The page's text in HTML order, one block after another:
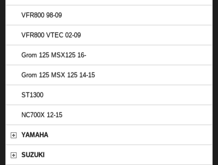
VFR800 98-09
VFR800 VTEC 02-09
Grom 125 MSX125 16-
Grom 125 MSX 125 14-15
ST1300
NC700X 12-15
YAMAHA
SUZUKI